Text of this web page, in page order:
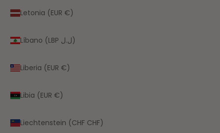
Letonia (EUR €)
Líbano (LBP ل.ل)
Liberia (EUR €)
Libia (EUR €)
Liechtenstein (CHF CHF)